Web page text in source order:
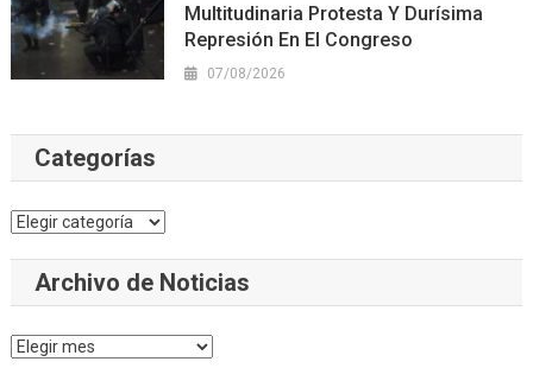
Multitudinaria Protesta Y Durísima
Represión En El Congreso
07/08/2026
Categorías
Categorías
Archivo de Noticias
Archivo